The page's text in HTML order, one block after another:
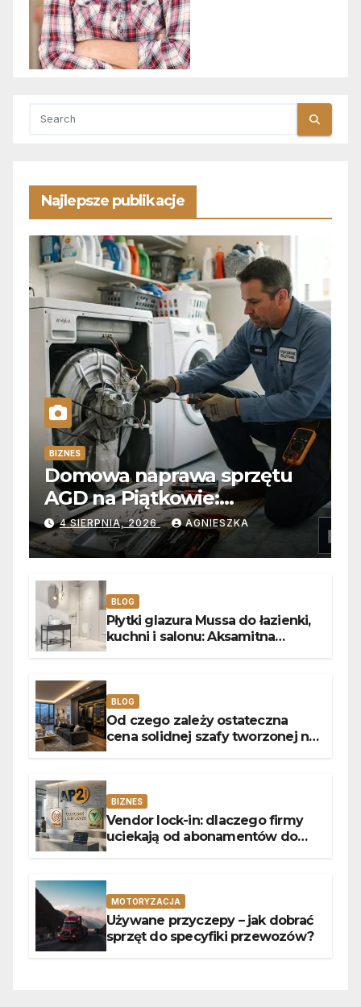
Najlepsze publikacje
BIZNES
Domowa naprawa sprzętu
AGD na Piątkowie:
Niezawodne usuwanie
usterek pralek w Poznaniu
4 SIERPNIA, 2026 AGNIESZKA
BLOG
Płytki glazura Mussa do łazienki,
kuchni i salonu: Aksamitna
BLOG
Od czego zależy ostateczna
cena solidnej szafy tworzonej na
BIZNES
Vendor lock-in: dlaczego firmy
uciekają od abonamentów do
MOTORYZACJA
Używane przyczepy – jak dobrać
sprzęt do specyfiki przewozów?